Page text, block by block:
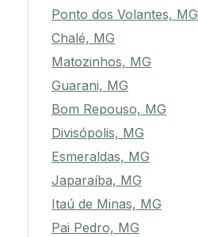
Ponto dos Volantes, MG
Chalé, MG
Matozinhos, MG
Guarani, MG
Bom Repouso, MG
Divisópolis, MG
Esmeraldas, MG
Japaraíba, MG
Itaú de Minas, MG
Pai Pedro, MG